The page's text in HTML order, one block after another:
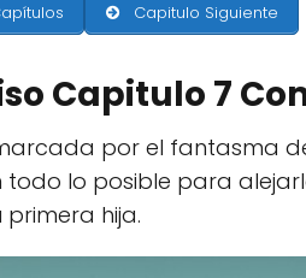
Capitulo Siguiente
Capitulo 7
por el fantasma
lo posible para
hija.